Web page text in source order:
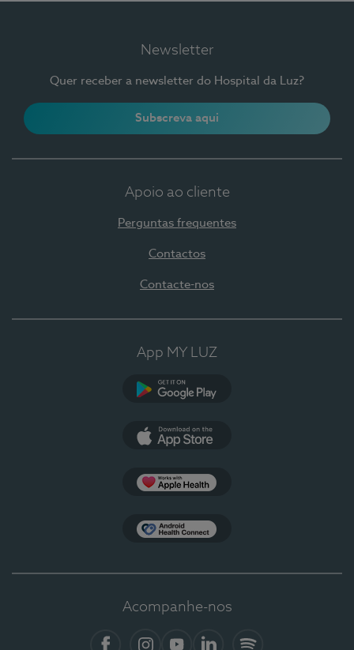
Newsletter
Quer receber a newsletter do Hospital da Luz?
Subscreva aqui
Apoio ao cliente
Perguntas frequentes
Contactos
Contacte-nos
App MY LUZ
Acompanhe-nos